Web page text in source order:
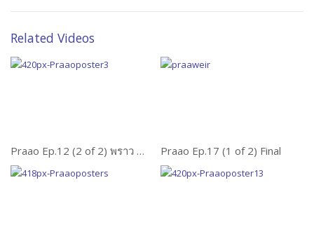
Related Videos
Praao Ep.12 (2 of 2) พราว Weir Sukollawat Kanarot Praao Ep.17 (1 of 2) Final